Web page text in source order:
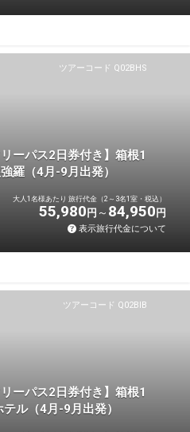
ツアーコード Q02BHS
ーパス2日券付き】箱根1
羅（4月-9月出発）
大人1名様あたり 旅行代金（2～3名1室・税込）
55,980 円 84,950 円
表示旅行代金について
ツアーコード Q02BIB
ーパス2日券付き】箱根1
ル（4月-9月出発）